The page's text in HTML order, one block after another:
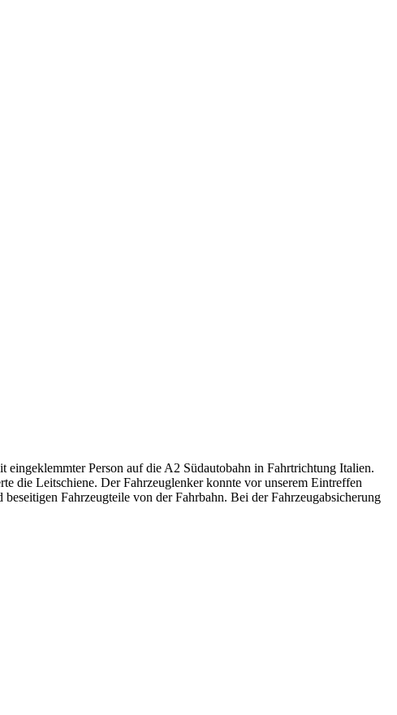
Person auf die A2 Südautobahn in Fahrtrichtung Italien.
die Leitschiene. Der Fahrzeuglenker konnte vor unserem Eintreffen
Fahrzeugteile von der Fahrbahn. Bei der Fahrzeugabsicherung